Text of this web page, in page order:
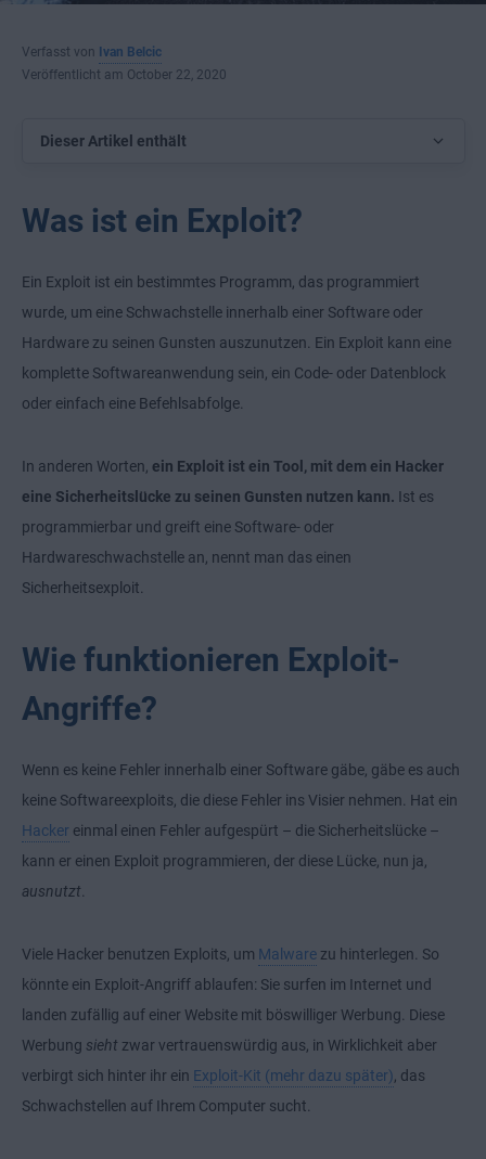
Verfasst von Ivan Belcic
Veröffentlicht am October 22, 2020
Dieser Artikel enthält
Was ist ein Exploit?
Ein Exploit ist ein bestimmtes Programm, das programmiert
wurde, um eine Schwachstelle innerhalb einer Software oder
Hardware zu seinen Gunsten auszunutzen. Ein Exploit kann eine
komplette Softwareanwendung sein, ein Code- oder Datenblock
oder einfach eine Befehlsabfolge.
In anderen Worten, ein Exploit ist ein Tool, mit dem ein Hacker
eine Sicherheitslücke zu seinen Gunsten nutzen kann. Ist es
programmierbar und greift eine Software- oder
Hardwareschwachstelle an, nennt man das einen
Sicherheitsexploit.
Wie funktionieren Exploit-
Angriffe?
Wenn es keine Fehler innerhalb einer Software gäbe, gäbe es auch
keine Softwareexploits, die diese Fehler ins Visier nehmen. Hat ein
Hacker einmal einen Fehler aufgespürt – die Sicherheitslücke –
kann er einen Exploit programmieren, der diese Lücke, nun ja,
ausnutzt.
Viele Hacker benutzen Exploits, um Malware zu hinterlegen. So
könnte ein Exploit-Angriff ablaufen: Sie surfen im Internet und
landen zufällig auf einer Website mit böswilliger Werbung. Diese
Werbung sieht zwar vertrauenswürdig aus, in Wirklichkeit aber
verbirgt sich hinter ihr ein Exploit-Kit (mehr dazu später), das
Schwachstellen auf Ihrem Computer sucht.